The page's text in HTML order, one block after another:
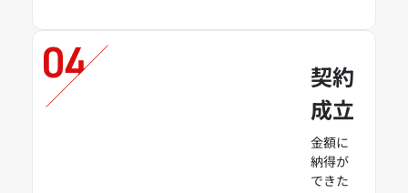
契約
成立
金額に
納得が
できた